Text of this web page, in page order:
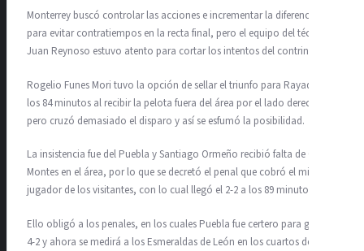
Monterrey buscó controlar las acciones e incrementar la diferencia
para evitar contratiempos en la recta final, pero el equipo del técnico
Juan Reynoso estuvo atento para cortar los intentos del contrincante.
Rogelio Funes Mori tuvo la opción de sellar el triunfo para Rayados a
los 84 minutos al recibir la pelota fuera del área por el lado derecho,
pero cruzó demasiado el disparo y así se esfumó la posibilidad.
La insistencia fue del Puebla y Santiago Ormeño recibió falta de César
Montes en el área, por lo que se decretó el penal que cobró el mismo
jugador de los visitantes, con lo cual llegó el 2-2 a los 89 minutos.
Ello obligó a los penales, en los cuales Puebla fue certero para ganar
4-2 y ahora se medirá a los Esmeraldas de León en los cuartos de final